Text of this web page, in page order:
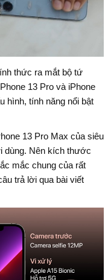
thức ra mắt bộ tứ
13 Pro và iPhone
hình, tính năng nổi bật
13 Pro Max của siêu
dùng. Nên kích thước
mắc chung của rất
trả lời qua bài viết